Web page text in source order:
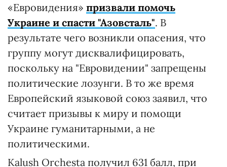
«Евровидения» призвали помочь
Украине и спасти "Азовсталь". В
результате чего возникли опасения, что
группу могут дисквалифицировать,
поскольку на "Евровидении" запрещены
политические лозунги. В то же время
Европейский языковой союз заявил, что
считает призывы к миру и помощи
Украине гуманитарными, а не
политическими.
Kalush Orchesta получил 631 балл, при